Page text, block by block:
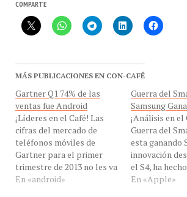
MÁS PUBLICACIONES EN CON-CAFÉ
ventas fue Android
¡Líderes en el Café! Las
cifras del mercado de
teléfonos móviles de
Gartner para el primer
trimestre de 2013 no les va
a sorprender. La firma de
investigación estima que
En «android»
Samsung Gana
¡Análisis en el
Guerra del
esta ganando
innovación
el S4, ha
en menos de
más de diez
En «Apple»